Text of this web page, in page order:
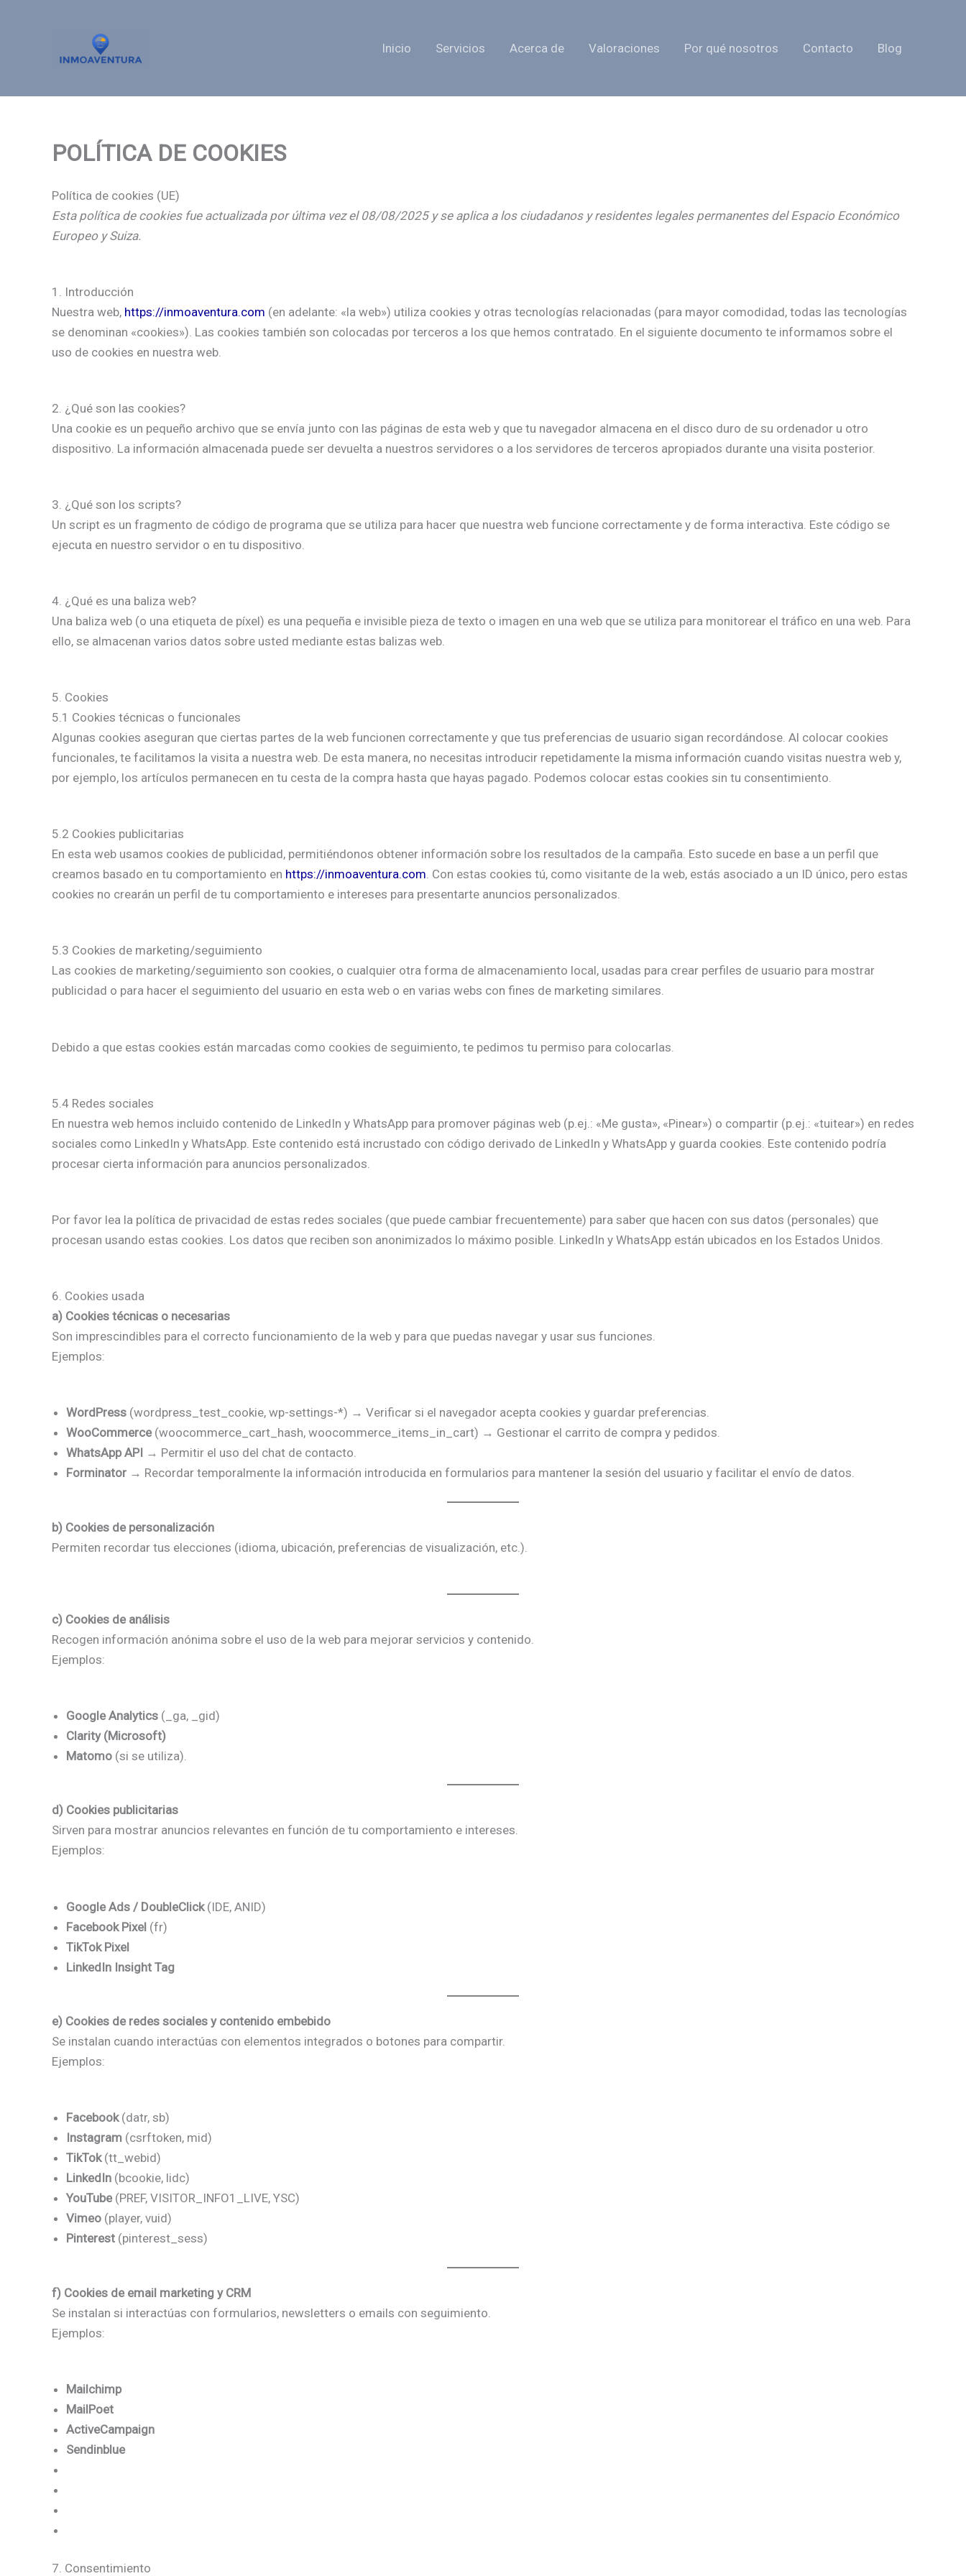
Inicio Servicios Acerca de Valoraciones Por qué nosotros Contacto Blog
POLÍTICA DE COOKIES
Política de cookies (UE)
Esta política de cookies fue actualizada por última vez el 08/08/2025 y se aplica a los ciudadanos y residentes legales permanentes del Espacio Económico
Europeo y Suiza.
1. Introducción
Nuestra web, https://inmoaventura.com (en adelante: «la web») utiliza cookies y otras tecnologías relacionadas (para mayor comodidad, todas las tecnologías
se denominan «cookies»). Las cookies también son colocadas por terceros a los que hemos contratado. En el siguiente documento te informamos sobre el
uso de cookies en nuestra web.
2. ¿Qué son las cookies?
Una cookie es un pequeño archivo que se envía junto con las páginas de esta web y que tu navegador almacena en el disco duro de su ordenador u otro
dispositivo. La información almacenada puede ser devuelta a nuestros servidores o a los servidores de terceros apropiados durante una visita posterior.
3. ¿Qué son los scripts?
Un script es un fragmento de código de programa que se utiliza para hacer que nuestra web funcione correctamente y de forma interactiva. Este código se
ejecuta en nuestro servidor o en tu dispositivo.
4. ¿Qué es una baliza web?
Una baliza web (o una etiqueta de píxel) es una pequeña e invisible pieza de texto o imagen en una web que se utiliza para monitorear el tráfico en una web. Para
ello, se almacenan varios datos sobre usted mediante estas balizas web.
5. Cookies
5.1 Cookies técnicas o funcionales
Algunas cookies aseguran que ciertas partes de la web funcionen correctamente y que tus preferencias de usuario sigan recordándose. Al colocar cookies
funcionales, te facilitamos la visita a nuestra web. De esta manera, no necesitas introducir repetidamente la misma información cuando visitas nuestra web y,
por ejemplo, los artículos permanecen en tu cesta de la compra hasta que hayas pagado. Podemos colocar estas cookies sin tu consentimiento.
5.2 Cookies publicitarias
En esta web usamos cookies de publicidad, permitiéndonos obtener información sobre los resultados de la campaña. Esto sucede en base a un perfil que
creamos basado en tu comportamiento en https://inmoaventura.com. Con estas cookies tú, como visitante de la web, estás asociado a un ID único, pero estas
cookies no crearán un perfil de tu comportamiento e intereses para presentarte anuncios personalizados.
5.3 Cookies de marketing/seguimiento
Las cookies de marketing/seguimiento son cookies, o cualquier otra forma de almacenamiento local, usadas para crear perfiles de usuario para mostrar
publicidad o para hacer el seguimiento del usuario en esta web o en varias webs con fines de marketing similares.
Debido a que estas cookies están marcadas como cookies de seguimiento, te pedimos tu permiso para colocarlas.
5.4 Redes sociales
En nuestra web hemos incluido contenido de LinkedIn y WhatsApp para promover páginas web (p.ej.: «Me gusta», «Pinear») o compartir (p.ej.: «tuitear») en redes
sociales como LinkedIn y WhatsApp. Este contenido está incrustado con código derivado de LinkedIn y WhatsApp y guarda cookies. Este contenido podría
procesar cierta información para anuncios personalizados.
Por favor lea la política de privacidad de estas redes sociales (que puede cambiar frecuentemente) para saber que hacen con sus datos (personales) que
procesan usando estas cookies. Los datos que reciben son anonimizados lo máximo posible. LinkedIn y WhatsApp están ubicados en los Estados Unidos.
6. Cookies usada
a) Cookies técnicas o necesarias
Son imprescindibles para el correcto funcionamiento de la web y para que puedas navegar y usar sus funciones.
Ejemplos:
WordPress (wordpress_test_cookie, wp-settings-*) → Verificar si el navegador acepta cookies y guardar preferencias.
WooCommerce(woocommerce_cart_hash, woocommerce_items_in_cart) → Gestionar el carrito de compra y pedidos.
WhatsApp API → Permitir el uso del chat de contacto.
Forminator → Recordar temporalmente la información introducida en formularios para mantener la sesión del usuario y facilitar el envío de datos.
b) Cookies de personalización
Permiten recordar tus elecciones (idioma, ubicación, preferencias de visualización, etc.).
c) Cookies de análisis
Recogen información anónima sobre el uso de la web para mejorar servicios y contenido.
Ejemplos:
Google Analytics (_ga, _gid)
Clarity (Microsoft)
Matomo (si se utiliza).
d) Cookies publicitarias
Sirven para mostrar anuncios relevantes en función de tu comportamiento e intereses.
Ejemplos:
Google Ads / DoubleClick(IDE, ANID)
Facebook Pixel (fr)
TikTok Pixel
LinkedIn Insight Tag
e) Cookies de redes sociales y contenido embebido
Se instalan cuando interactúas con elementos integrados o botones para compartir.
Ejemplos:
Facebook(datr, sb)
Instagram (csrftoken, mid)
TikTok(tt_webid)
LinkedIn (bcookie, lidc)
YouTube(PREF, VISITOR_INFO1_LIVE, YSC)
Vimeo (player, vuid)
Pinterest (pinterest_sess)
f) Cookies de email marketing y CRM
Se instalan si interactúas con formularios, newsletters o emails con seguimiento.
Ejemplos:
Mailchimp
MailPoet
ActiveCampaign
Sendinblue
7. Consentimiento